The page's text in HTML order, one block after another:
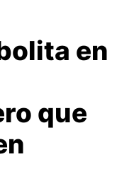
en
que